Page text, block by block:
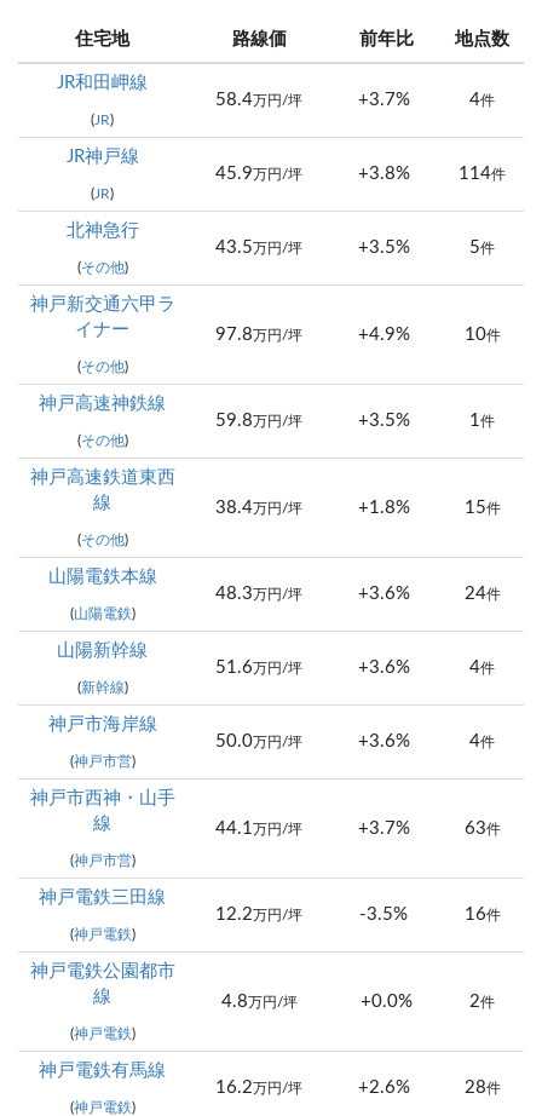
住宅地 路線価 前年比 地点数
JR和田岬線
(JR)
58.4万円/坪 +3.7% 4件
JR神戸線
(JR)
45.9万円/坪 +3.8% 114件
北神急行
(その他)
43.5万円/坪 +3.5% 5件
神戸新交通六甲ラ
イナー
(その他)
97.8万円/坪 +4.9% 10件
神戸高速神鉄線
(その他)
59.8万円/坪 +3.5% 1 件
神戸高速鉄道東西
線
(その他)
38.4万円/坪 +1.8% 15件
山陽電鉄本線
(山陽電鉄)
48.3万円/坪 +3.6% 24件
山陽新幹線
(新幹線)
51.6万円/坪 +3.6% 4件
神戸市海岸線
(神戸市営)
50.0万円/坪 +3.6% 4件
神戸市西神・山手
線
(神戸市営)
44.1 万円/坪 +3.7% 63件
神戸電鉄三田線
(神戸電鉄)
12.2万円/坪 -3.5% 16件
神戸電鉄公園都市
線
(神戸電鉄)
4.8万円/坪 +0.0% 2件
神戸電鉄有馬線
(神戸電鉄)
16.2万円/坪 +2.6% 28件